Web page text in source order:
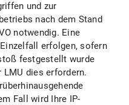
und zur
nach dem Stand
notwendig. Eine
erfolgen, sofern
festgestellt wurde
dies erfordern.
Fall wird Ihre IP-